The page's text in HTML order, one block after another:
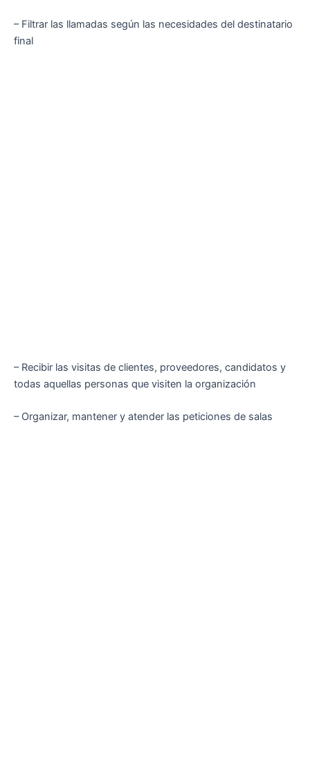
– Filtrar las llamadas según las necesidades del destinatario
final
– Recibir las visitas de clientes, proveedores, candidatos y
todas aquellas personas que visiten la organización
– Organizar, mantener y atender las peticiones de salas